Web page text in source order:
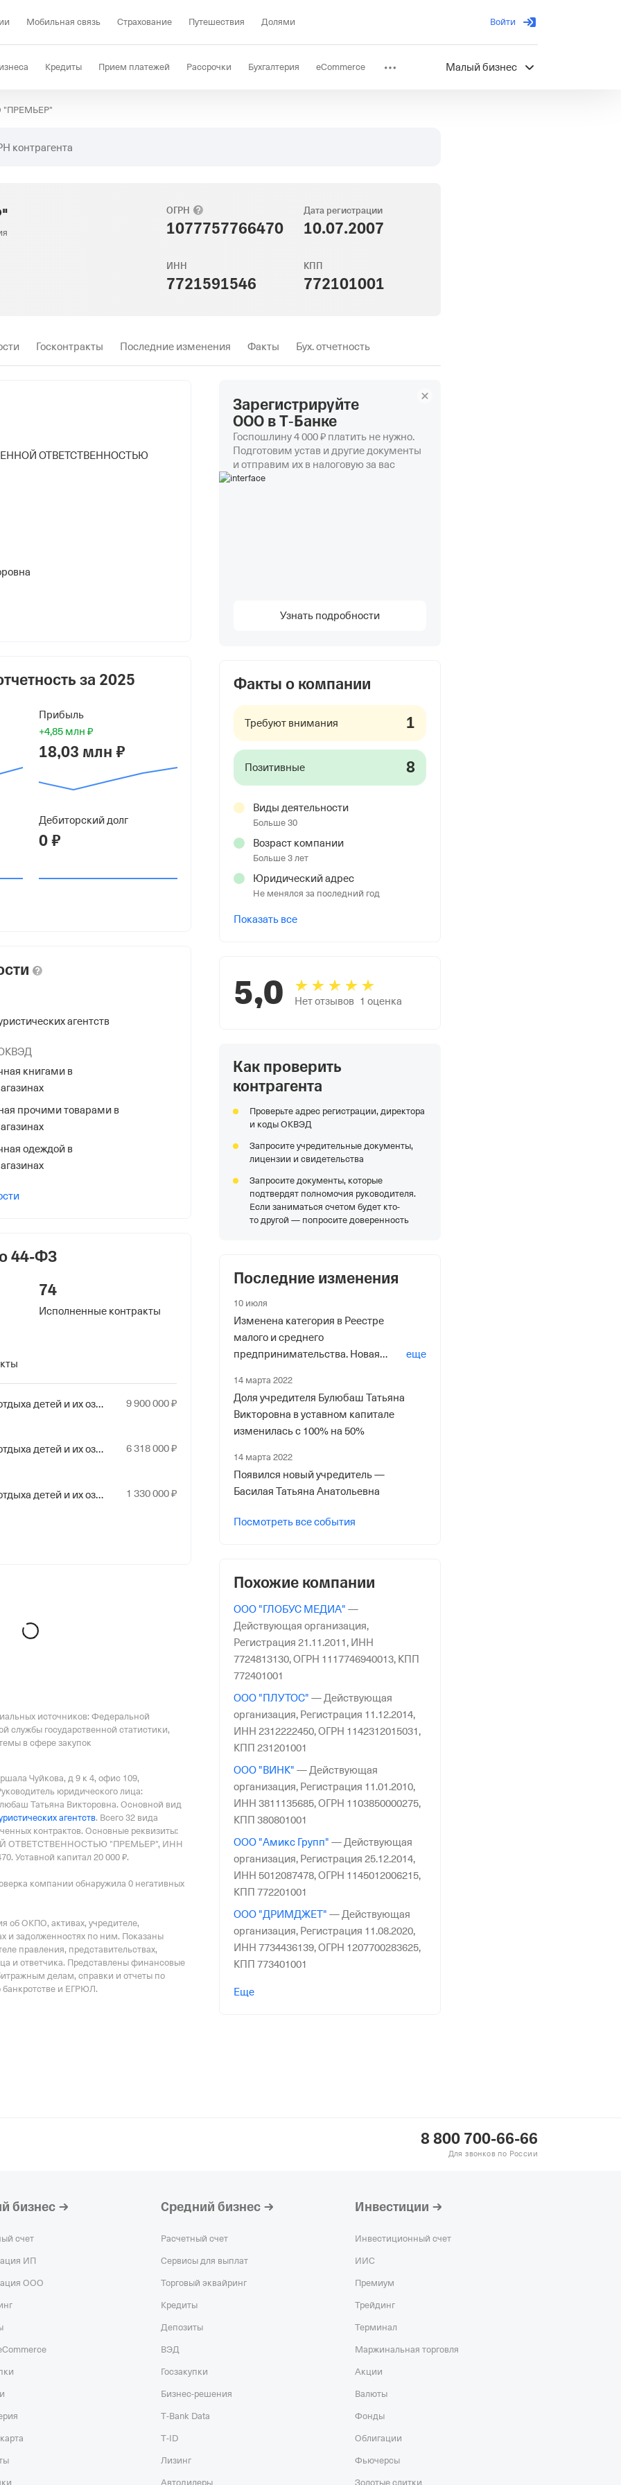
Мобильная связь Страхование Путешествия Долями Войти
Кредиты Прием платежей Рассрочки Бухгалтерия eCommerce
Депозиты
Малый бизнес
контрагента
ОГРН
1077757766470
Дата регистрации
10.07.2007
ИНН
7721591546
КПП
772101001
Госконтракты Последние изменения Факты Бух. отчетность
ОТВЕТСТВЕННОСТЬЮ
Федеральной Налоговой Службы
Проезд, Домовладение 3,
фонды
в ПФР
органа
и Социального Страхования
ФссРФ
и Социального Страхования
за 2025
Прибыль
+4,85 млн ₽
18,03 млн ₽
Дебиторский долг
0 ₽
агентств
книгами в
прочими товарами в
одеждой в
44-ФЗ
74
Исполненные контракты
Услуга по организации отдыха детей и их оздоровления 9900000₽
Услуга по организации отдыха детей и их оздоровления 6318000₽
Услуга по организации отдыха детей и их оздоровления 1 330000₽
источников: Федеральной
службы государственной статистики,
в сфере закупок
Чуйкова, д 9 к 4, офис 109,
юридического лица:
Татьяна Викторовна. Основной вид
агентств. Всего 32 вида
контрактов. Основные реквизиты:
ОТВЕТСТВЕННОСТЬЮ "ПРЕМЬЕР", ИНН
Уставной капитал 20 000 ₽.
компании обнаружила 0 негативных
об ОКПО, активах, учредителе,
и задолженностях по ним. Показаны
правления, представительствах,
и ответчика. Представлены финансовые
делам, справки и отчеты по
банкротстве и ЕГРЮЛ.
Зарегистрируйте
ООО в Т‑Банке
Госпошлину 4 000 ₽ платить не нужно.
Подготовим устав и другие документы
и отправим их в налоговую за вас
Узнать подробности
Факты о компании
Требуют внимания 1
Позитивные 8
Виды деятельности
Больше 30
Возраст компании
Больше 3 лет
Юридический адрес
Не менялся за последний год
Показать все
5,0 Нет отзывов 1 оценка
Как проверить
контрагента
Проверьте адрес регистрации, директора
и коды ОКВЭД
Запросите учредительные документы,
лицензии и свидетельства
Запросите документы, которые
подтвердят полномочия руководителя.
Если заниматься счетом будет кто-
то другой — попросите доверенность
Последние изменения
10 июля
Изменена категория в Реестре
малого и среднего
предпринимательства. Новая
еще
14 марта 2022
Доля учредителя Булюбаш Татьяна
Викторовна в уставном капитале
изменилась с 100% на 50%
14 марта 2022
Появился новый учредитель —
Басилая Татьяна Анатольевна
Посмотреть все события
Похожие компании
ООО "ГЛОБУС МЕДИА" —
Действующая организация,
Регистрация 21.11.2011, ИНН
7724813130,ОГРН 1117746940013, КПП
772401001
ООО "ПЛУТОС" — Действующая
организация, Регистрация 11.12.2014,
ИНН 2312222450,ОГРН 1142312015031,
КПП 231201001
ООО "ВИНК" — Действующая
организация, Регистрация 11.01.2010,
ИНН 3811135685,ОГРН 1103850000275,
КПП 380801001
ООО "Амикс Групп" — Действующая
организация, Регистрация 25.12.2014,
ИНН 5012087478,ОГРН 1145012006215,
КПП 772201001
ООО "ДРИМДЖЕТ" — Действующая
организация, Регистрация 11.08.2020,
ИНН 7734436139,ОГРН 1207700283625,
КПП 773401001
ООО ПО "ВАГОНМАШ"
Действующая организация,
502401001
ООО "ТПК "ТЕХПРОМСНАБ"—
Действующая организация,
ОГРН 1021200785099,
Еще
8 800 700-66-66
Для звонков по России
бизнес
счет
ИП
ООО
Средний бизнес
Расчетный счет
Сервисы для выплат
Торговый эквайринг
Кредиты
Депозиты
ВЭД
Госзакупки
Бизнес-решения
T‑Bank Data
T‑ID
Лизинг
Автодилеры
Инвестиции
Инвестиционный счет
ИИС
Премиум
Трейдинг
Терминал
Маржинальная торговля
Акции
Валюты
Фонды
Облигации
Фьючерсы
Золотые слитки